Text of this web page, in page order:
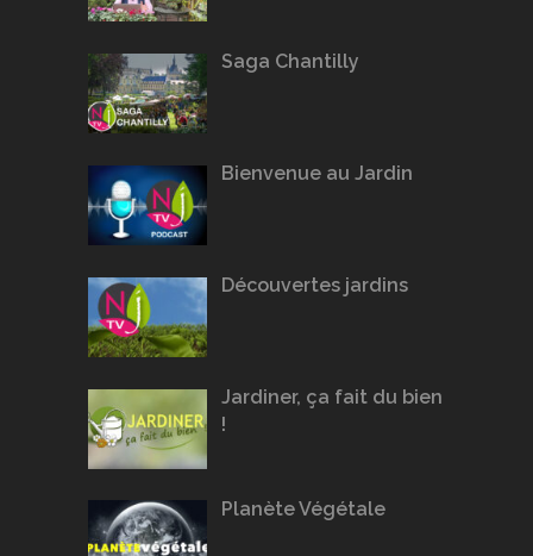
Saga Chantilly
Bienvenue au Jardin
Découvertes jardins
Jardiner, ça fait du bien
!
Planète Végétale